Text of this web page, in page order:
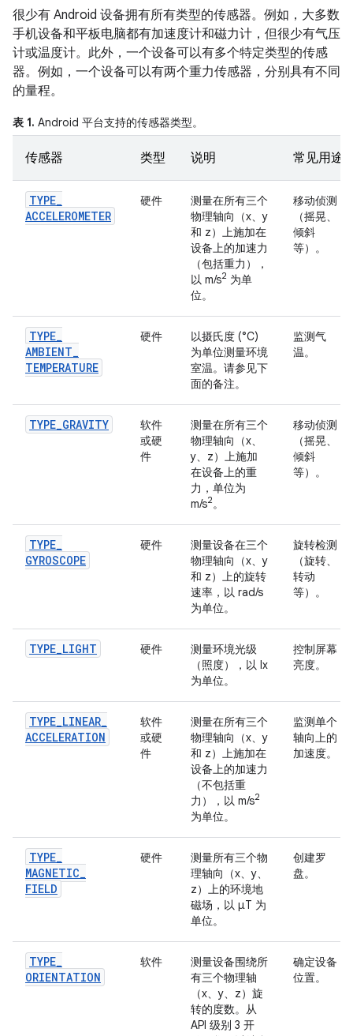
很少有 Android 设备拥有所有类型的传感器。例如，大多数
手机设备和平板电脑都有加速度计和磁力计，但很少有气压
计或温度计。此外，一个设备可以有多个特定类型的传感
器。例如，一个设备可以有两个重力传感器，分别具有不同
的量程。
表 1. Android 平台支持的传感器类型。
传感器 类型 说明 常见用途
TYPE_
ACCELEROMETER
硬件
测量在所有三个
物理轴向（x、y
和 z）上施加在
设备上的加速力
（包括重力），
以 m/s2 为单
位。
移动侦测
（摇晃、
倾斜
等）。
TYPE_
AMBIENT_
TEMPERATURE
硬件
以摄氏度 (°C)
为单位测量环境
室温。请参见下
面的备注。
监测气
温。
TYPE_GRAVITY
软件
或硬
件
测量在所有三个
物理轴向（x、
y、z）上施加
在设备上的重
力，单位为
m/s2。
移动侦测
（摇晃、
倾斜
等）。
TYPE_
GYROSCOPE
硬件
测量设备在三个
物理轴向（x、y
和 z）上的旋转
速率，以 rad/s
为单位。
旋转检测
（旋转、
转动
等）。
TYPE_LIGHT 硬件
测量环境光级
（照度），以 lx
为单位。
控制屏幕
亮度。
TYPE_LINEAR_
ACCELERATION
软件
或硬
件
测量在所有三个
物理轴向（x、y
和 z）上施加在
设备上的加速力
（不包括重
力），以 m/s2
为单位。
监测单个
轴向上的
加速度。
TYPE_
MAGNETIC_
FIELD
硬件
测量所有三个物
理轴向（x、y、
z）上的环境地
磁场，以 μT 为
单位。
创建罗
盘。
TYPE_
ORIENTATION
软件
测量设备围绕所
有三个物理轴
（x、y、z）旋
转的度数。从
API 级别 3 开
确定设备
位置。